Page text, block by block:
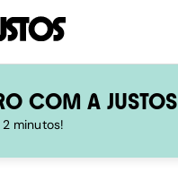
COM A JUSTOS
minutos!